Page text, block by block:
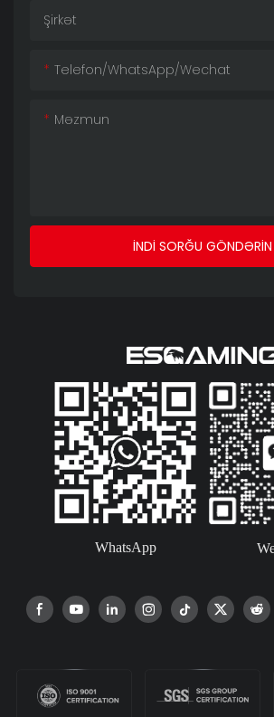
Şirkət
Telefon/whatsApp/wechat
Məzmun
İNDI SORĞU GÖNDƏRIN
WhatsApp